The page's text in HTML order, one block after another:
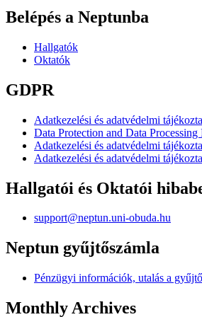
Belépés a Neptunba
Hallgatók
Oktatók
GDPR
Adatkezelési és adatvédelmi
Data Protection and Data
Adatkezelési és adatvédelmi
Adatkezelési és adatvédelmi
Hallgatói és Oktatói
support@neptun.uni-obuda.hu
Neptun gyűjtőszámla
Pénzügyi információk, utalás a
Monthly Archives